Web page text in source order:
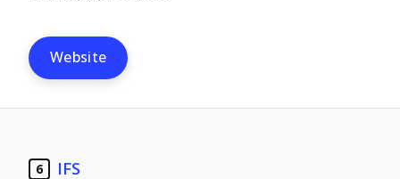
Website
6 IFS